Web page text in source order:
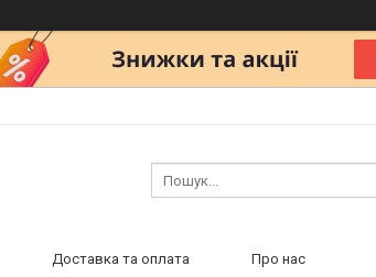
Доставка та оплата Про нас